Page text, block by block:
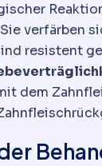
Sie verfärben
resistent
dem